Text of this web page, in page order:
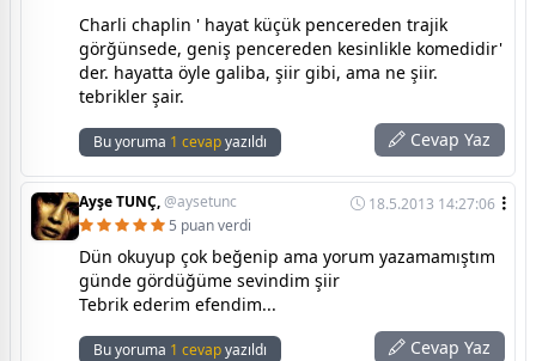
Charli chaplin ' hayat küçük pencereden trajik
görğünsede, geniş pencereden kesinlikle komedidir'
der. hayatta öyle galiba, şiir gibi, ama ne şiir.
tebrikler şair.
Bu yoruma 1 cevapyazıldı Cevap Yaz
Ayşe TUNÇ,@aysetunc
18.5.2013 14:27:06
5 puan verdi
Dün okuyup çok beğenip ama yorum yazamamıştım
günde gördüğüme sevindim şiir
Tebrik ederim efendim...
Bu yoruma 1 cevapyazıldı Cevap Yaz